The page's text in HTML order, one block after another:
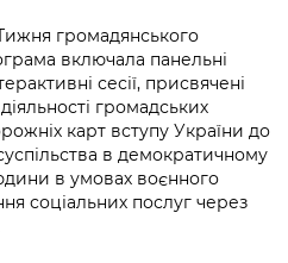
громадянського
включала панельні
сесії, присвячені
громадських
карт вступу України до
в демократичному
в умовах воєнного
соціальних послуг через